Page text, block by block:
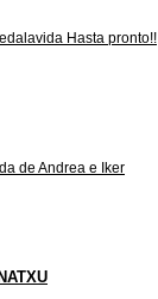
Hasta pronto!!
de Andrea e Iker